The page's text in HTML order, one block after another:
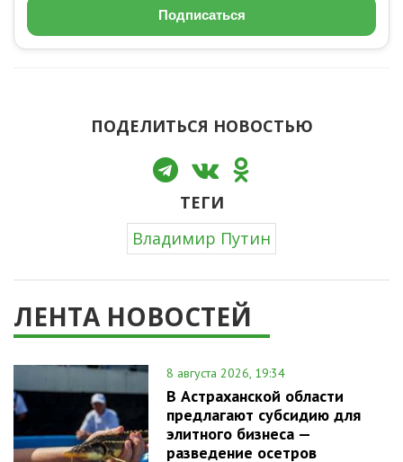
Подписаться
ПОДЕЛИТЬСЯ НОВОСТЬЮ
ТЕГИ
Владимир Путин
ЛЕНТА НОВОСТЕЙ
8 августа 2026, 19:34
В Астраханской области
предлагают субсидию для
элитного бизнеса —
разведение осетров